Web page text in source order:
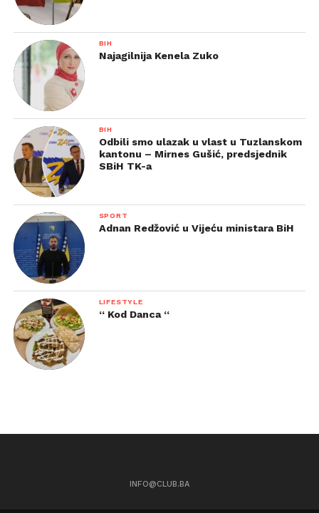
BIH
Najagilnija Kenela Zuko
BIH
Odbili smo ulazak u vlast u Tuzlanskom
kantonu – Mirnes Gušić, predsjednik
SBiH TK-a
SPORT
Adnan Redžović u Vijeću ministara BiH
LIFESTYLE
“ Kod Danca “
INFO@CLUB.BA